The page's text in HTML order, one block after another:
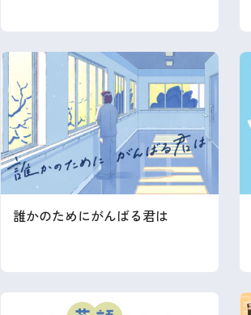
誰かのためにがんばる君は